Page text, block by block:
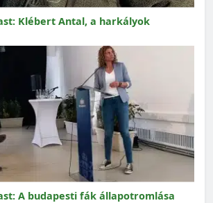
Klébert Antal, a harkályok
A budapesti fák állapotromlása